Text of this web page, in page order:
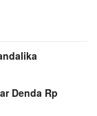
Denda Rp